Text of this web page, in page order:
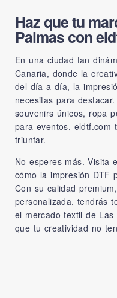
Haz que tu
Palmas con
En una ciudad tan
Canaria, donde la
del día a día, la
necesitas para
souvenirs únicos, ropa
para eventos, eldtf.com
triunfar.
No esperes más. Visita
cómo la impresión DTF
Con su calidad
personalizada, tendrás
el mercado textil de Las
que tu creatividad no